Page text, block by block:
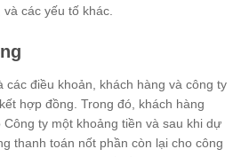
các yếu tố khác.
các điều khoản, khách hàng và công ty
hợp đồng. Trong đó, khách hàng
ty một khoảng tiền và sau khi dự
thanh toán nốt phần còn lại cho công